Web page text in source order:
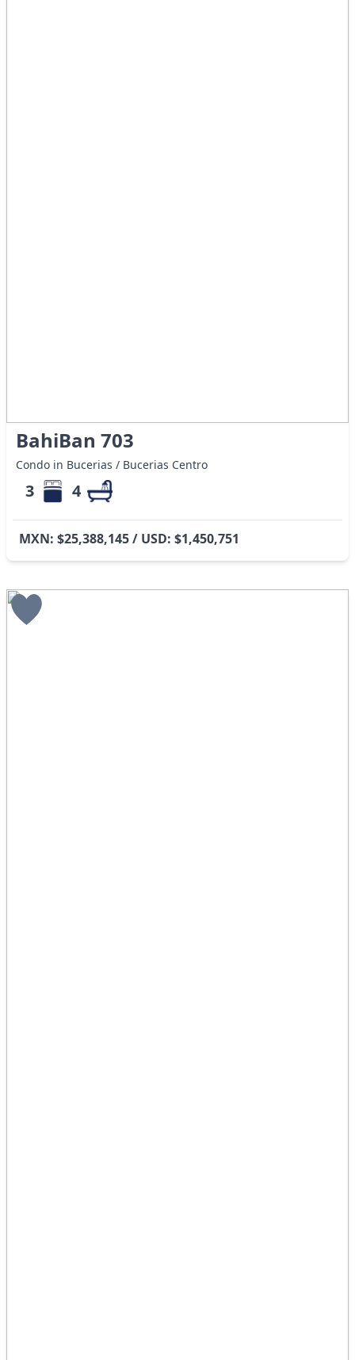
BahiBan 703
Condo in Bucerias / Bucerias Centro
3 4
MXN: $25,388,145 / USD: $1,450,751